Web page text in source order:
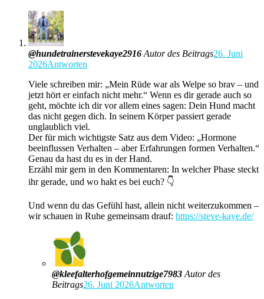
@hundetrainerstevekaye2916 Autor des Beitrags26. Juni
2026Antworten
Viele schreiben mir: „Mein Rüde war als Welpe so brav – und
jetzt hört er einfach nicht mehr.“ Wenn es dir gerade auch so
geht, möchte ich dir vor allem eines sagen: Dein Hund macht
das nicht gegen dich. In seinem Körper passiert gerade
unglaublich viel.
Der für mich wichtigste Satz aus dem Video: „Hormone
beeinflussen Verhalten – aber Erfahrungen formen Verhalten.“
Genau da hast du es in der Hand.
Erzähl mir gern in den Kommentaren: In welcher Phase steckt
ihr gerade, und wo hakt es bei euch? 👇
Und wenn du das Gefühl hast, allein nicht weiterzukommen –
wir schauen in Ruhe gemeinsam drauf: https://steve-kaye.de/
@kleefalterhofgemeinnutzige7983 Autor des
Beitrags26. Juni 2026Antworten